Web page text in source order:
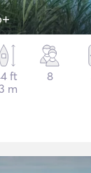
ft
m
8